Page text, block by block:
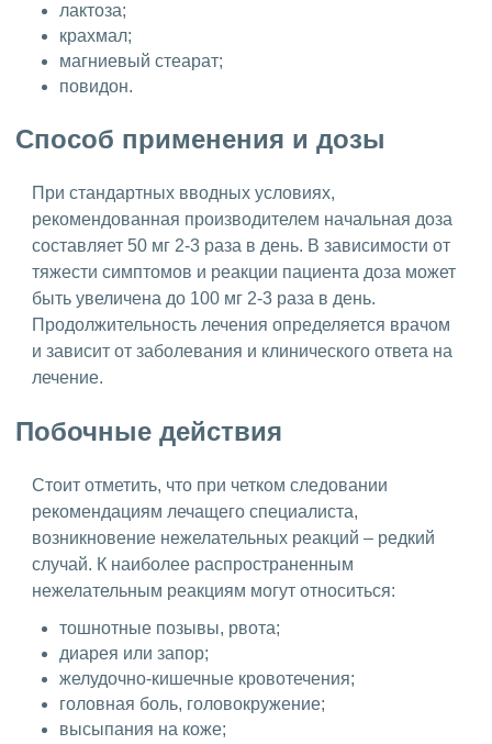
лактоза;
крахмал;
магниевый стеарат;
повидон.
Способ применения и дозы
При стандартных вводных условиях,
рекомендованная производителем начальная доза
составляет 50 мг 2-3 раза в день. В зависимости от
тяжести симптомов и реакции пациента доза может
быть увеличена до 100 мг 2-3 раза в день.
Продолжительность лечения определяется врачом
и зависит от заболевания и клинического ответа на
лечение.
Побочные действия
Стоит отметить, что при четком следовании
рекомендациям лечащего специалиста,
возникновение нежелательных реакций – редкий
случай. К наиболее распространенным
нежелательным реакциям могут относиться:
тошнотные позывы, рвота;
диарея или запор;
желудочно-кишечные кровотечения;
головная боль, головокружение;
высыпания на коже;